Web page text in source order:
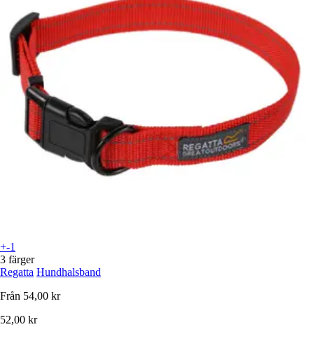
+-1
3 färger
Regatta Hundhalsband
Från 54,00 kr
52,00 kr